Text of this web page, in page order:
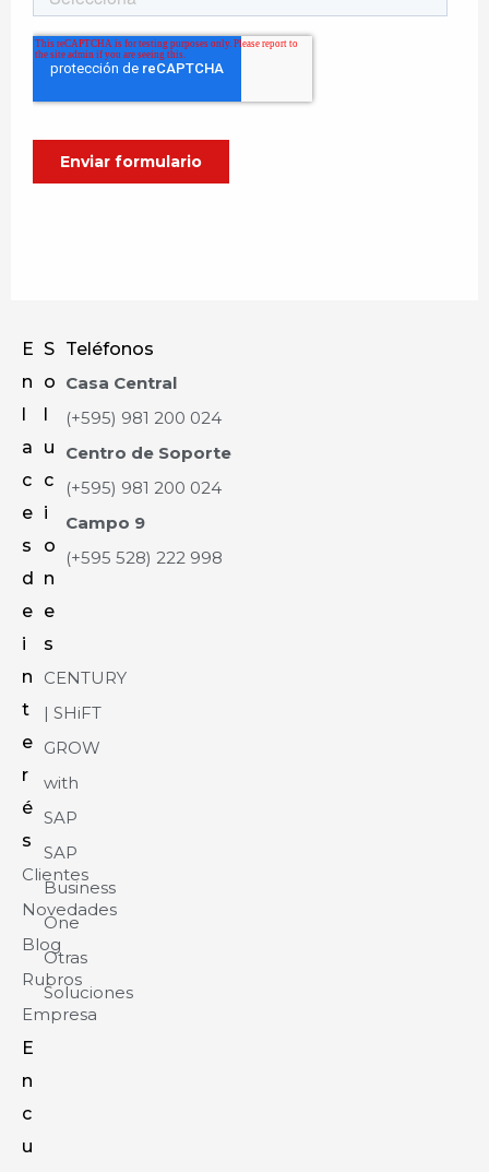
E
n
a
c
e
s
d
e
i
n
t
e
r
é
s
Clientes
Novedades
Blog
Rubros
Empresa
E
n
c
u
S
o
u
c
i
o
n
e
s
CENTURY
| SHiFT
GROW
with
SAP
SAP
Business
One
Otras
Soluciones
Teléfonos
Casa Central
(+595) 981 200 024
Centro de Soporte
(+595) 981 200 024
Campo 9
(+595 528) 222 998